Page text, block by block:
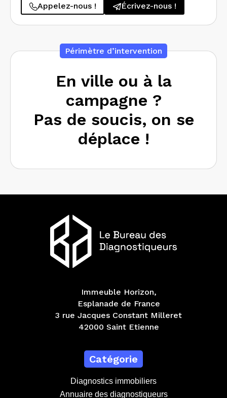
Appelez-nous ! Écrivez-nous !
Périmètre d’intervention
En ville ou à la
campagne ?
Pas de soucis, on se
déplace !
Immeuble Horizon,
Esplanade de France
3 rue Jacques Constant Milleret
42000 Saint Etienne
Catégorie
Diagnostics immobiliers
Annuaire des diagnostiqueurs